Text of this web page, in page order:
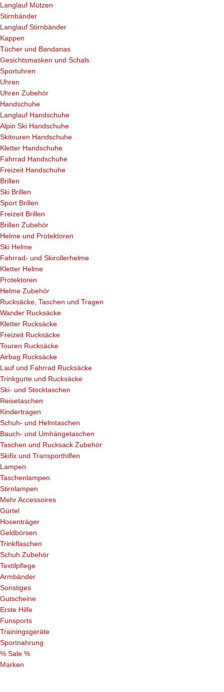
Langlauf Mützen
Stirnbänder
Langlauf Stirnbänder
Kappen
Tücher und Bandanas
Gesichtsmasken und Schals
Sportuhren
Uhren
Uhren Zubehör
Handschuhe
Langlauf Handschuhe
Alpin Ski Handschuhe
Skitouren Handschuhe
Kletter Handschuhe
Fahrrad Handschuhe
Freizeit Handschuhe
Brillen
Ski Brillen
Sport Brillen
Freizeit Brillen
Brillen Zubehör
Helme und Protektoren
Ski Helme
Fahrrad- und Skirollerhelme
Kletter Helme
Protektoren
Helme Zubehör
Rucksäcke, Taschen und Tragen
Wander Rucksäcke
Kletter Rucksäcke
Freizeit Rucksäcke
Touren Rucksäcke
Airbag Rucksäcke
Lauf und Fahrrad Rucksäcke
Trinkgurte und Rucksäcke
Ski- und Stocktaschen
Reisetaschen
Kindertragen
Schuh- und Helmtaschen
Bauch- und Umhängetaschen
Taschen und Rucksack Zubehör
Skifix und Transporthilfen
Lampen
Taschenlampen
Stirnlampen
Mehr Accessoires
Gürtel
Hosenträger
Geldbörsen
Trinkflaschen
Schuh Zubehör
Textilpflege
Armbänder
Sonstiges
Gutscheine
Erste Hilfe
Funsports
Trainingsgeräte
Sportnahrung
% Sale %
Marken